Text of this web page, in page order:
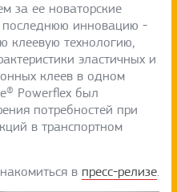
за ее новаторские
последнюю инновацию -
клеевую технологию,
эластичных и
клеев в одном
Powerflex был
потребностей при
в транспортном
в пресс-релизе.